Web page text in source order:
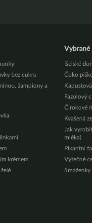
bez cukru
žampiony a
krémem
Išelské
Čoko
Fazolový
Čirokové
Kvašená
Jak
mléka)
Pikantní
Výtečné